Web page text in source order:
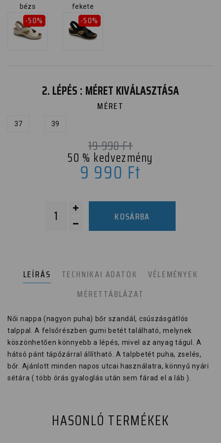
bézs
-50%
fekete
-50%
2. LÉPÉS : MÉRET KIVÁLASZTÁSA
MÉRET
37 39
19 990Ft
50 % kedvezmény
9 990 Ft
KOSÁRBA
LEÍRÁS TECHNIKAI ADATOK
VÉLEMÉNYEK
MÉRETTÁBLÁZAT
Női nappa (nagyon puha) bőr szandál, csúszásgátlós
talppal. A felsőrészben gumi betét található, melynek
köszönhetően könnyebb a lépés, mivel az anyag tágul. A
hátsó pánt tápőzárral állítható. A talpbetét puha, zselés,
bőr. Ajánlott minden napos utcai használatra, könnyű nyári
sétára ( több órás gyaloglás után sem fárad el a láb ).
HASONLÓ TERMÉKEK